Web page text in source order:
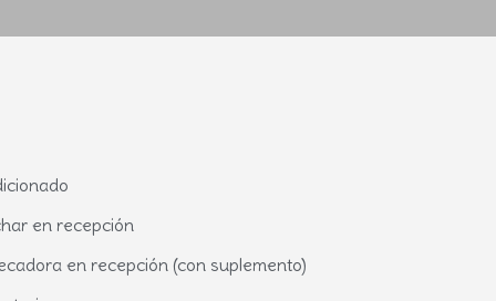
en recepción
en recepción (con suplemento)